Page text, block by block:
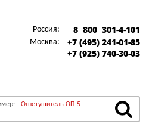
Россия: 8 800 301-4-101
Москва:
+7 (495) 241-01-85
+7 (925) 740-30-03
Огнетушитель ОП-5